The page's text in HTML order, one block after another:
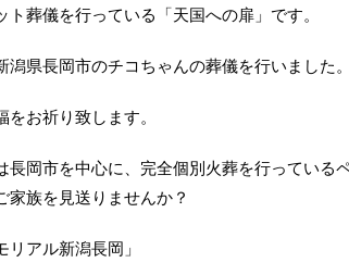
ト葬儀を行っている「天国への扉」です。
潟県長岡市のチコちゃんの葬儀を行いました。
をお祈り致します。
長岡市を中心に、完全個別火葬を行ってい
家族を見送りませんか？
リアル新潟長岡」